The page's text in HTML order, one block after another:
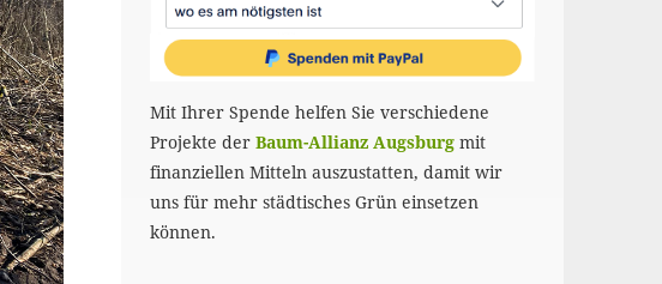
Mit Ihrer Spende helfen Sie verschiedene
Projekte derBaum-Allianz Augsburg mit
finanziellen Mitteln auszustatten, damit wir
uns für mehr städtisches Grün einsetzen
können.